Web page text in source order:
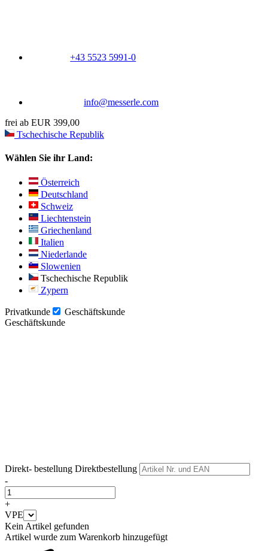
+43 5523 5991-0
info@messerle.com
frei ab EUR 399,00
Tschechische Republik
Wählen Sie ihr Land:
Österreich
Deutschland
Schweiz
Liechtenstein
Griechenland
Italien
Niederlande
Slowenien
Tschechische Republik
Zypern
Privatkunde
Geschäftskunde
Geschäftskunde
Direkt- bestellung Direktbestellung
-
+
VPE
Kein Artikel gefunden
Artikel wurde zum Warenkorb hinzugefügt